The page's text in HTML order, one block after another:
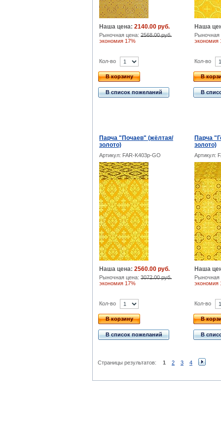
Наша цена: 2140.00 руб.
Рыночная цена: 2568.00 руб.
экономия 17%
Наша
экономия
Кол-во
В корзину
В список пожеланий
Кол-во
В
В
Парча "Почаев" (жёлтая/
золото)
Парча
золото)
Артикул: FAR-K403p-GO Артикул:
Наша цена: 2560.00 руб.
Рыночная цена: 3072.00 руб.
экономия 17%
Наша
экономия
Кол-во
В корзину
В список пожеланий
Кол-во
В
В
Страницы результатов: 1 2 3 4